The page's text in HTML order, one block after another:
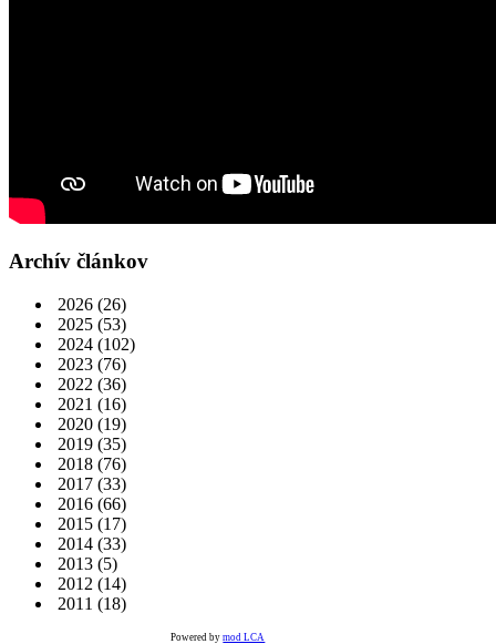
Archív článkov
2026 (26)
2025 (53)
2024 (102)
2023 (76)
2022 (36)
2021 (16)
2020 (19)
2019 (35)
2018 (76)
2017 (33)
2016 (66)
2015 (17)
2014 (33)
2013 (5)
2012 (14)
2011 (18)
Powered bymod LCA